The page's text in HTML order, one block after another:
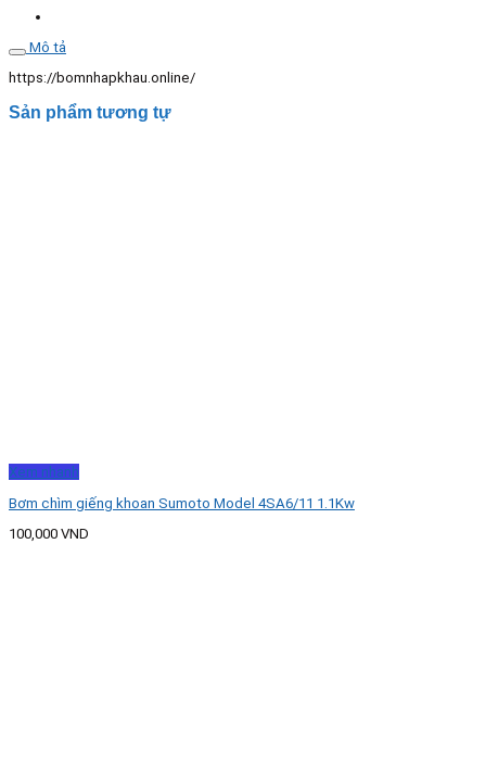
Mô tả
https://bomnhapkhau.online/
Sản phẩm tương tự
Xem nhanh
Bơm chìm giếng khoan Sumoto Model 4SA6/11 1.1Kw
100,000 VND